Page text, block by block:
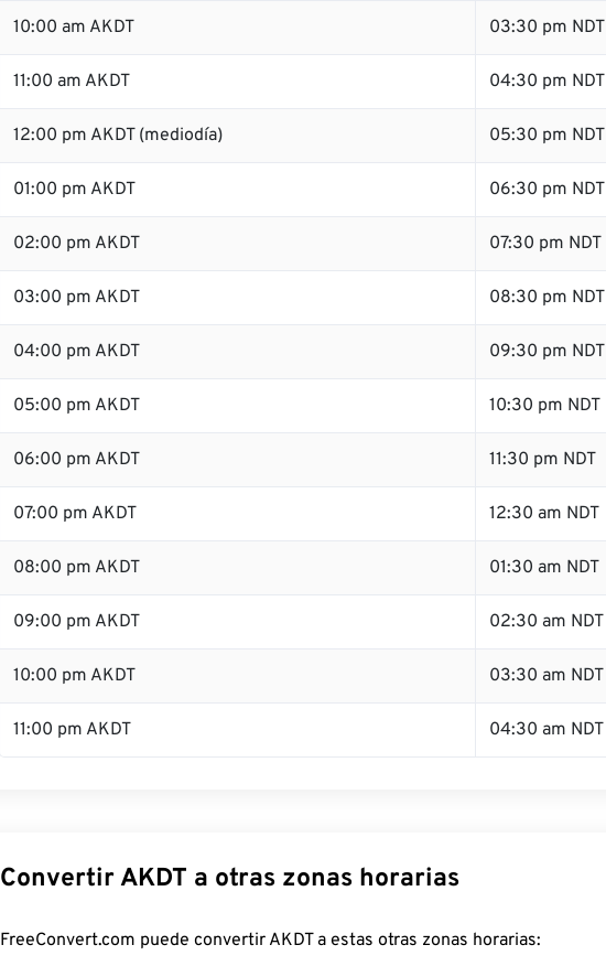
10:00 am AKDT 03:30 pm NDT
11:00 am AKDT 04:30 pm NDT
12:00 pm AKDT (mediodía) 05:30 pm NDT
01:00 pm AKDT 06:30 pm NDT
02:00 pm AKDT 07:30 pm NDT
03:00 pm AKDT 08:30 pm NDT
04:00 pm AKDT 09:30 pm NDT
05:00 pm AKDT 10:30 pm NDT
06:00 pm AKDT 11:30 pm NDT
07:00 pm AKDT 12:30 am NDT
08:00 pm AKDT 01:30 am NDT
09:00 pm AKDT 02:30 am NDT
10:00 pm AKDT 03:30 am NDT
11:00 pm AKDT 04:30 am NDT
Convertir AKDT a otras zonas horarias
FreeConvert.com puede convertir AKDT a estas otras zonas horarias: